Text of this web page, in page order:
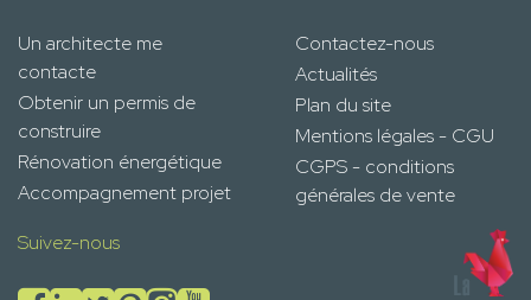
Un architecte me
contacte
Obtenir un permis de
construire
Rénovation énergétique
Accompagnement projet
Contactez-nous
Actualités
Plan du site
Mentions légales - CGU
CGPS - conditions
générales de vente
Suivez-nous